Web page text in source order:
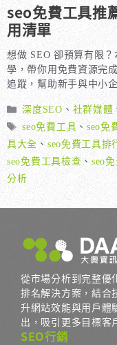
seo免費工具推
用清單
想做 SEO 卻預算有限
學，帶你用免費資源完
追蹤，幫助新手與中小
分
類
深度SEO、 社群媒體
標
籤
seo免費工具 、 seo免
具大全 、 seo免費工具排
seo免費工具檢查 、seo
分析
從市場分析到完整優
排名解決方案，結合
升網站效能與用戶體
出，吸引更多目標客
SEO行銷